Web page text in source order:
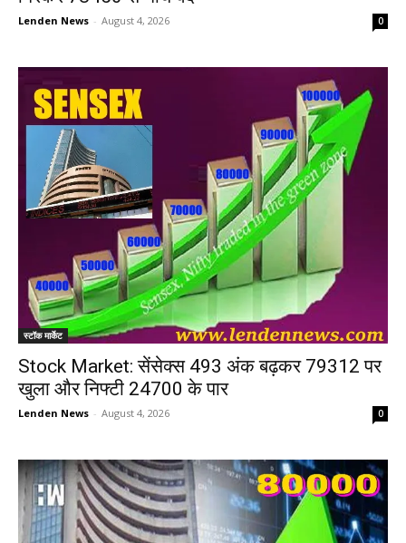
Lenden News - August 4, 2026 0
स्टॉक मार्केट
Stock Market: सेंसेक्स 493 अंक बढ़कर 79312 पर
खुला और निफ्टी 24700 के पार
Lenden News - August 4, 2026 0